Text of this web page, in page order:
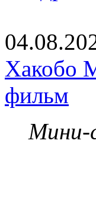
Хакобо
фильм
Мини-